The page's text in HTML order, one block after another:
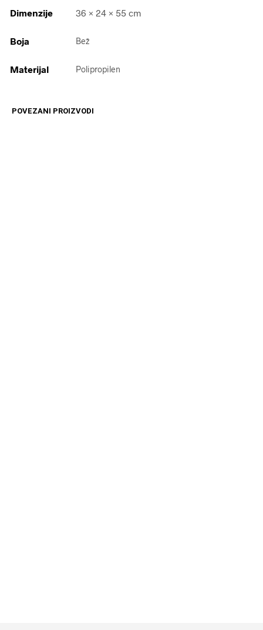
Dimenzije 36 × 24 × 55 cm
Boja Bež
Materijal Polipropilen
POVEZANI PROIZVODI